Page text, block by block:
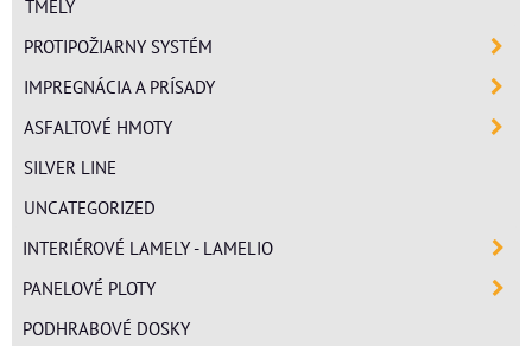
TMELY
PROTIPOŽIARNY SYSTÉM
IMPREGNÁCIA A PRÍSADY
ASFALTOVÉ HMOTY
SILVER LINE
UNCATEGORIZED
INTERIÉROVÉ LAMELY - LAMELIO
PANELOVÉ PLOTY
PODHRABOVÉ DOSKY